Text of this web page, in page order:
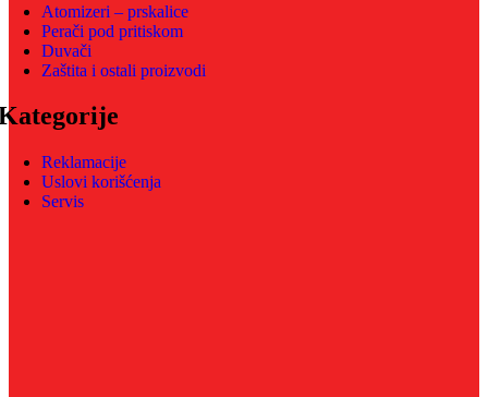
Atomizeri – prskalice
Perači pod pritiskom
Duvači
Zaštita i ostali proizvodi
Reklamacije
Uslovi korišćenja
Servis